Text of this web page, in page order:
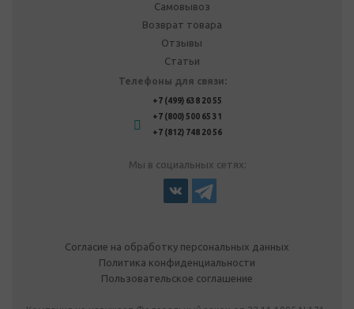
Самовывоз
Возврат товара
Отзывы
Статьи
Телефоны для связи:
+7 (499) 638 20 55
+7 (800) 500 65 31
+7 (812) 748 20 56
Мы в социальных сетях:
Согласие на обработку персональных данных
Политика конфиденциальности
Пользовательское соглашение